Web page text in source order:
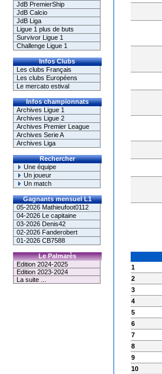
JdB PremierShip
JdB Calcio
JdB Liga
Ligue 1 plus de buts
Survivor Ligue 1
Challenge Ligue 1
Infos Clubs
Les clubs Français
Les clubs Européens
Le mercato estival
Infos championnats
Archives Ligue 1
Archives Ligue 2
Archives Premier League
Archives Serie A
Archives Liga
Rechercher
Une équipe
Un joueur
Un match
Gagnants mensuel L1
05-2026 Mathieufoot0112
04-2026 Le capitaine
03-2026 Denis42
02-2026 Fanderobert
01-2026 CB7588
Le Palmarès
Edition 2024-2025
Edition 2023-2024
La suite ...
1
2
3
4
5
6
7
8
9
10